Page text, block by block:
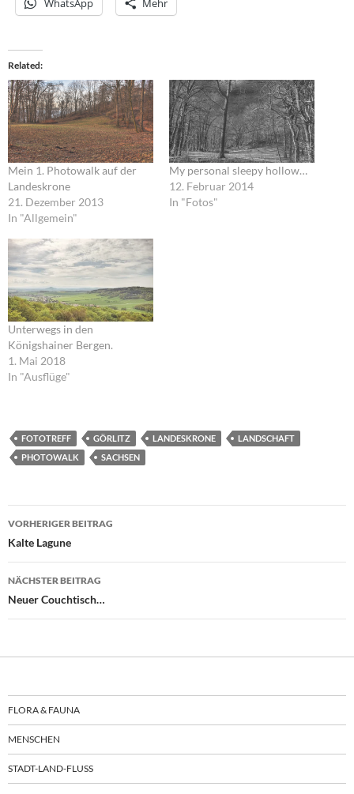
WhatsApp Mehr
Related
Mein 1. Photowalk auf der
Landeskrone
21. Dezember 2013
In "Allgemein"
My personal sleepy hollow…
12. Februar 2014
In "Fotos"
Unterwegs in den
Königshainer Bergen.
1. Mai 2018
In "Ausflüge"
FOTOTREFF GÖRLITZ LANDESKRONE
LANDSCHAFT
PHOTOWALK
SACHSEN
Beitragsnavigation
VORHERIGER BEITRAG
Kalte Lagune
NÄCHSTER BEITRAG
Neuer Couchtisch…
FLORA & FAUNA
MENSCHEN
STADT-LAND-FLUSS